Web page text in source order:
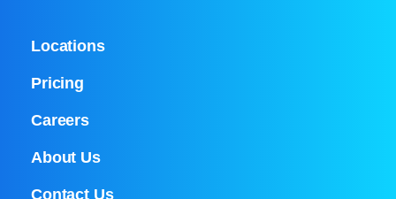
Locations
Pricing
Careers
About Us
Contact Us